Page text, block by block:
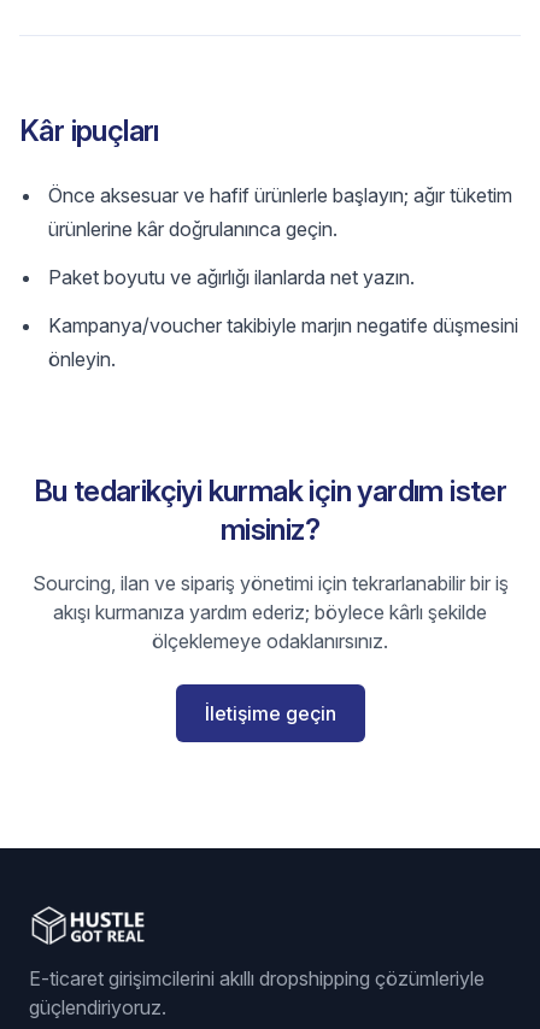
Kâr ipuçları
Önce aksesuar ve hafif ürünlerle başlayın; ağır tüketim
ürünlerine kâr doğrulanınca geçin.
Paket boyutu ve ağırlığı ilanlarda net yazın.
Kampanya/voucher takibiyle marjın negatife düşmesini
önleyin.
Bu tedarikçiyi kurmak için yardım ister
misiniz?
Sourcing, ilan ve sipariş yönetimi için tekrarlanabilir bir iş
akışı kurmanıza yardım ederiz; böylece kârlı şekilde
ölçeklemeye odaklanırsınız.
İletişime geçin
E-ticaret girişimcilerini akıllı dropshipping çözümleriyle
güçlendiriyoruz.